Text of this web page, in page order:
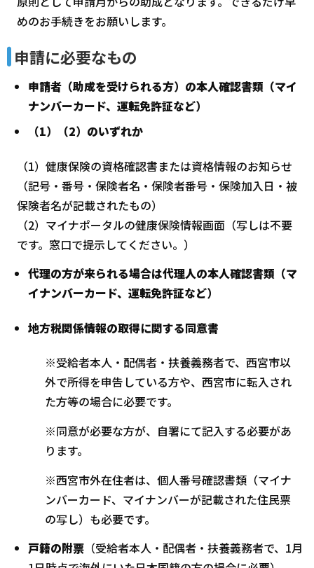
めのお手続きをお願いします。
申請に必要なもの
申請者（助成を受けられる方）の本人確認書類（マイ
ナンバーカード、運転免許証など）
（1）（2）のいずれか
（1）健康保険の資格確認書または資格情報のお知らせ
（記号・番号・保険者名・保険者番号・保険加入日・被
保険者名が記載されたもの）
（2）マイナポータルの健康保険情報画面（写しは不要
です。窓口で提示してください。）
代理の方が来られる場合は代理人の本人確認書類（マ
イナンバーカード、運転免許証など）
地方税関係情報の取得に関する同意書
※受給者本人・配偶者・扶養義務者で、西宮市以
外で所得を申告している方や、西宮市に転入され
た方等の場合に必要です。
※同意が必要な方が、自署にて記入する必要があ
ります。
※西宮市外在住者は、個人番号確認書類（マイナ
ンバーカード、マイナンバーが記載された住民票
の写し）も必要です。
戸籍の附票 （受給者本人・配偶者・扶養義務者で、1月